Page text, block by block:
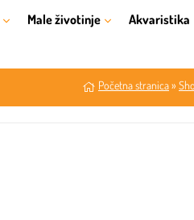
Male životinje Akvaristika
Početna stranica»